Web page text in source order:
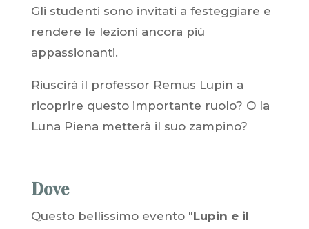
Gli studenti sono invitati a festeggiare e
rendere le lezioni ancora più
appassionanti.
Riuscirà il professor Remus Lupin a
ricoprire questo importante ruolo? O la
Luna Piena metterà il suo zampino?
Dove
Questo bellissimo evento "Lupin e il